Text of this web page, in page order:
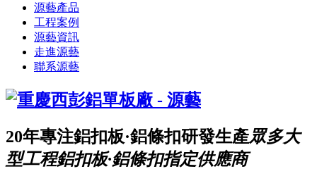
源藝產品
工程案例
源藝資訊
走進源藝
聯系源藝
20年專注鋁扣板·鋁條扣研發生產眾多大
型工程鋁扣板·鋁條扣指定供應商